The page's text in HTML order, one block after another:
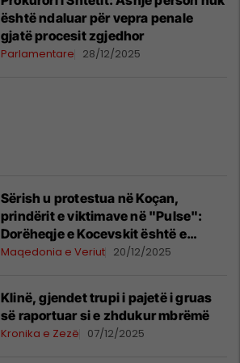
është ndaluar për vepra penale
gjatë procesit zgjedhor
Parlamentare 28/12/2025
Sërish u protestua në Koçan,
prindërit e viktimave në "Pulse":
Dorëheqje e Kocevskit është e
vonuar, ai mbrojti njerëzit e
Maqedonia e Veriut 20/12/2025
Klinë, gjendet trupi i pajetë i gruas
së raportuar si e zhdukur mbrëmë
Kronika e Zezë 07/12/2025